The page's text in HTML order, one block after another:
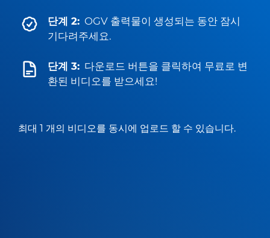
단계 2: OGV 출력물이 생성되는 동안 잠시
기다려주세요.
단계 3: 다운로드 버튼을 클릭하여 무료로 변
환된 비디오를 받으세요!
최대 1 개의 비디오를 동시에 업로드 할 수 있습니다.